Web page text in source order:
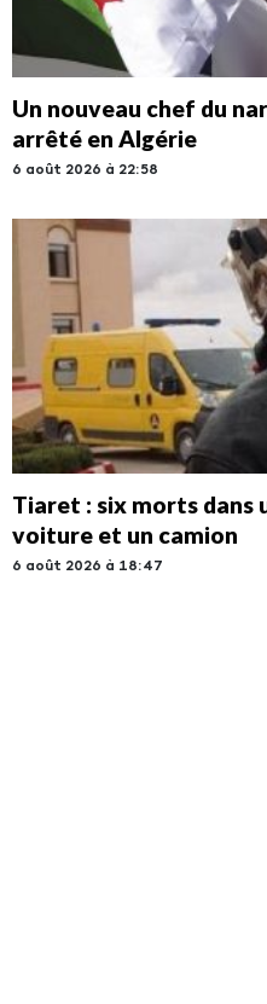
Un nouveau chef du
arrêté en Algérie
6 août 2026 à 22:58
Tiaret : six morts dans
voiture et un camion
6 août 2026 à 18:47